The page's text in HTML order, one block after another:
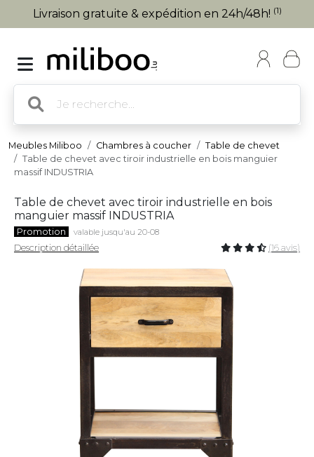
Livraison gratuite & expédition en 24h/48h! (1)
Meubles Miliboo Chambres à coucher
Table de chevet
Table de chevet avec tiroir industrielle en bois manguier
massif INDUSTRIA
Table de chevet avec tiroir industrielle en bois
manguier massif INDUSTRIA
Promotion valable jusqu'au 20-08
Description détaillée (16 avis)